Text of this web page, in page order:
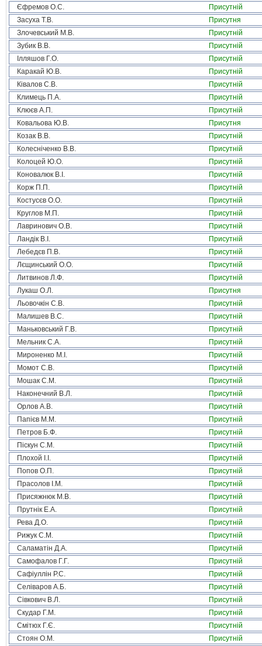
Єфремов О.С.
Присутній
Засуха Т.В.
Присутня
Злочевський М.В.
Присутній
Зубик В.В.
Присутній
Ілляшов Г.О.
Присутній
Каракай Ю.В.
Присутній
Ківалов С.В.
Присутній
Климець П.А.
Присутній
Клюєв А.П.
Присутній
Ковальова Ю.В.
Присутня
Козак В.В.
Присутній
Колесніченко В.В.
Присутній
Колоцей Ю.О.
Присутній
Коновалюк В.І.
Присутній
Корж П.П.
Присутній
Костусєв О.О.
Присутній
Круглов М.П.
Присутній
Лавринович О.В.
Присутній
Ландік В.І.
Присутній
Лебедєв П.В.
Присутній
Лєщинський О.О.
Присутній
Литвинов Л.Ф.
Присутній
Лукаш О.Л.
Присутня
Льовочкін С.В.
Присутній
Малишев В.С.
Присутній
Маньковський Г.В.
Присутній
Мельник С.А.
Присутній
Мироненко М.І.
Присутній
Момот С.В.
Присутній
Мошак С.М.
Присутній
Наконечний В.Л.
Присутній
Орлов А.В.
Присутній
Папієв М.М.
Присутній
Петров Б.Ф.
Присутній
Піскун С.М.
Присутній
Плохой І.І.
Присутній
Попов О.П.
Присутній
Прасолов І.М.
Присутній
Присяжнюк М.В.
Присутній
Прутнік Е.А.
Присутній
Рева Д.О.
Присутній
Рижук С.М.
Присутній
Саламатін Д.А.
Присутній
Самофалов Г.Г.
Присутній
Сафіуллін Р.С.
Присутній
Селіваров А.Б.
Присутній
Сівкович В.Л.
Присутній
Скудар Г.М.
Присутній
Смітюх Г.Є.
Присутній
Стоян О.М.
Присутній